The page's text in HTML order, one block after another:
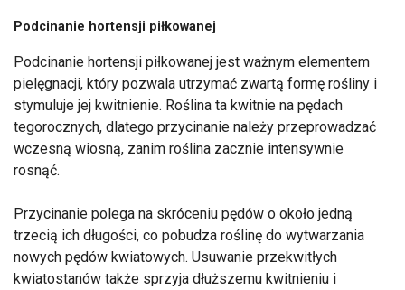
Podcinanie hortensji piłkowanej
Podcinanie hortensji piłkowanej jest ważnym elementem
pielęgnacji, który pozwala utrzymać zwartą formę rośliny i
stymuluje jej kwitnienie. Roślina ta kwitnie na pędach
tegorocznych, dlatego przycinanie należy przeprowadzać
wczesną wiosną, zanim roślina zacznie intensywnie
rosnąć.
Przycinanie polega na skróceniu pędów o około jedną
trzecią ich długości, co pobudza roślinę do wytwarzania
nowych pędów kwiatowych. Usuwanie przekwitłych
kwiatostanów także sprzyja dłuższemu kwitnieniu i